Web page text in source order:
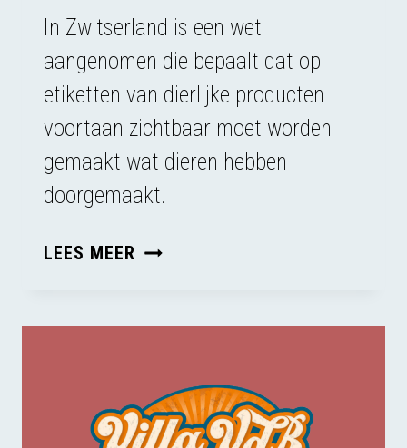
In Zwitserland is een wet
aangenomen die bepaalt dat op
etiketten van dierlijke producten
voortaan zichtbaar moet worden
gemaakt wat dieren hebben
doorgemaakt.
LEES MEER DIERENLEED
VLEESETIKET